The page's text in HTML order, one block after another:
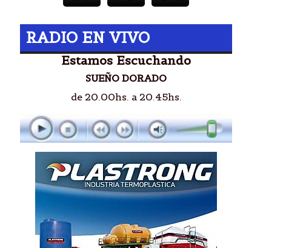
RADIO EN VIVO
Estamos Escuchando
SUEÑO DORADO
de 20.00hs. a 20.45hs.